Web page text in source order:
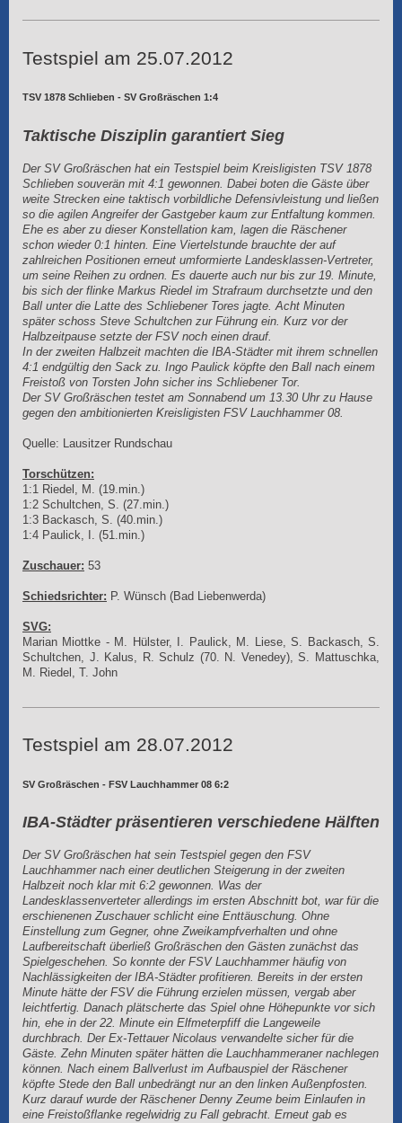
Testspiel am 25.07.2012
TSV 1878 Schlieben - SV Großräschen 1:4
Taktische Disziplin garantiert Sieg
Der SV Großräschen hat ein Testspiel beim Kreisligisten TSV 1878
Schlieben souverän mit 4:1 gewonnen. Dabei boten die Gäste über
weite Strecken eine taktisch vorbildliche Defensivleistung und ließen
so die agilen Angreifer der Gastgeber kaum zur Entfaltung kommen.
Ehe es aber zu dieser Konstellation kam, lagen die Räschener
schon wieder 0:1 hinten. Eine Viertelstunde brauchte der auf
zahlreichen Positionen erneut umformierte Landesklassen-Vertreter,
um seine Reihen zu ordnen. Es dauerte auch nur bis zur 19. Minute,
bis sich der flinke Markus Riedel im Strafraum durchsetzte und den
Ball unter die Latte des Schliebener Tores jagte. Acht Minuten
später schoss Steve Schultchen zur Führung ein. Kurz vor der
Halbzeitpause setzte der FSV noch einen drauf.
In der zweiten Halbzeit machten die IBA-Städter mit ihrem schnellen
4:1 endgültig den Sack zu. Ingo Paulick köpfte den Ball nach einem
Freistoß von Torsten John sicher ins Schliebener Tor.
Der SV Großräschen testet am Sonnabend um 13.30 Uhr zu Hause
gegen den ambitionierten Kreisligisten FSV Lauchhammer 08.
Quelle: Lausitzer Rundschau
Torschützen:
1:1 Riedel, M. (19.min.)
1:2 Schultchen, S. (27.min.)
1:3 Backasch, S. (40.min.)
1:4 Paulick, I. (51.min.)
Zuschauer: 53
Schiedsrichter: P. Wünsch (Bad Liebenwerda)
SVG:
Marian Miottke - M. Hülster, I. Paulick, M. Liese, S. Backasch, S.
Schultchen, J. Kalus, R. Schulz (70. N. Venedey), S. Mattuschka,
M. Riedel, T. John
Testspiel am 28.07.2012
SV Großräschen - FSV Lauchhammer 08 6:2
IBA-Städter präsentieren verschiedene Hälften
Der SV Großräschen hat sein Testspiel gegen den FSV
Lauchhammer nach einer deutlichen Steigerung in der zweiten
Halbzeit noch klar mit 6:2 gewonnen. Was der
Landesklassenverteter allerdings im ersten Abschnitt bot, war für die
erschienenen Zuschauer schlicht eine Enttäuschung. Ohne
Einstellung zum Gegner, ohne Zweikampfverhalten und ohne
Laufbereitschaft überließ Großräschen den Gästen zunächst das
Spielgeschehen. So konnte der FSV Lauchhammer häufig von
Nachlässigkeiten der IBA-Städter profitieren. Bereits in der ersten
Minute hätte der FSV die Führung erzielen müssen, vergab aber
leichtfertig. Danach plätscherte das Spiel ohne Höhepunkte vor sich
hin, ehe in der 22. Minute ein Elfmeterpfiff die Langeweile
durchbrach. Der Ex-Tettauer Nicolaus verwandelte sicher für die
Gäste. Zehn Minuten später hätten die Lauchhammeraner nachlegen
können. Nach einem Ballverlust im Aufbauspiel der Räschener
köpfte Stede den Ball unbedrängt nur an den linken Außenpfosten.
Kurz darauf wurde der Räschener Denny Zeume beim Einlaufen in
eine Freistoßflanke regelwidrig zu Fall gebracht. Erneut gab es